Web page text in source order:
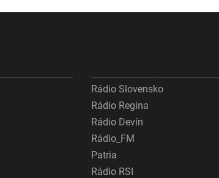
Rádio Slovensko
Rádio Regina
Rádio Devín
Rádio_FM
Patria
Rádio RSI